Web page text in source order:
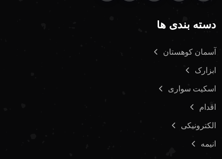
دسته بندی ها
آسمان کوهستان
ابزارک
اسکیت سواری
اقدام
الکترونیکی
انیمه